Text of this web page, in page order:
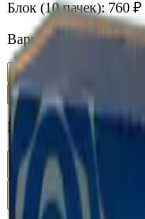
Блок (10 пачек): 760 ₽
Вариант
Пачка
Блок × 10
Количество
1
В корзину —